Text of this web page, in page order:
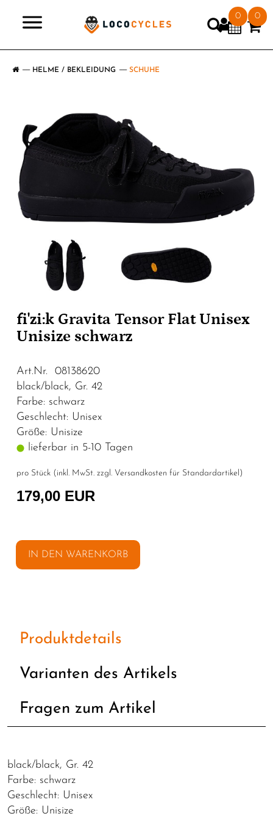
0 0
HELME / BEKLEIDUNG SCHUHE
fi'zi:k Gravita Tensor Flat Unisex
Unisize schwarz
Art.Nr. 08138620
black/black, Gr. 42
Farbe: schwarz
Geschlecht: Unisex
Größe: Unisize
lieferbar in 5-10 Tagen
pro Stück (inkl. MwSt. zzgl. Versandkosten für Standardartikel )
179,00 EUR
IN DEN WARENKORB
Produktdetails
Varianten des Artikels
Fragen zum Artikel
black/black, Gr. 42
Farbe: schwarz
Geschlecht: Unisex
Größe: Unisize